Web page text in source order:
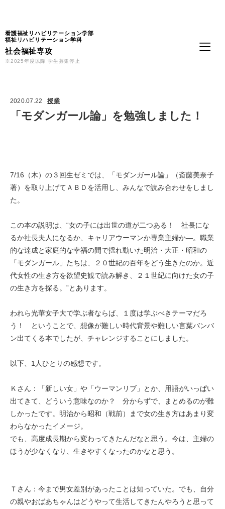
看護福祉リハビリテーション学部
福祉リハビリテーション学科
社会福祉専攻
※2025年度以降 学生募集停止
2020.07.22 授業
「モダンガール論」を勉強しました！
7/16（木）の３回生ゼミでは、「モダンガール論」（斎藤美奈子
著）を取り上げてＡＢＤを活用し、みんなで読み合わせをしまし
た。
この本の説明は、“女の子には出世の道が二つある！ 社長にな
るか社長夫人になるか、キャリアウーマンか専業主婦か―。職業
的な達成と家庭的な幸福の間で揺れ動いた明治・大正・昭和の
「モダンガール」たちは、２０世紀の百年をどう生きたのか。近
代女性の生き方を欲望史観で読み解き、２１世紀に向けた女の子
の生き方を探る。”とあります。
われら光華女子大で学ぶ者ならば、１度は学ぶべきテーマだろ
う！ ということで、想像が難しい時代背景や難しい言葉バンバ
ン出てくる本でしたが、チャレンジすることにしました。
以下、1人ひとりの感想です。
Ｋさん：「新しい女」や「ウーマンリブ」とか、用語がいっぱい
出てきて、どういう意味なのか？ 分からずで、まとめるのが難
しかったです。明治から昭和（戦前）まで女の生き方はあまり変
わらなかったイメージ。
でも、高度成長期から変わってきたんだなと思う。今は、主婦の
ほうが少なくなり、生きやすくなったのかなと思う。
Ｔさん：今まで男女差別があったことは知っていた。でも、自分
の親やおばあちゃんはどうやって生活してきたんやろうと思って